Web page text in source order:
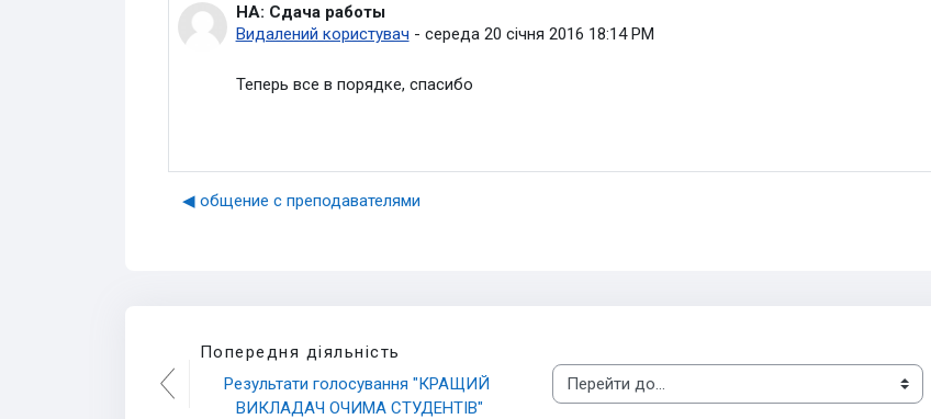
НА: Сдача работы
Видалений користувач - середа 20 січня 2016 18:14 PM
Кількість відповідей: 0
Теперь все в порядке, спасибо
◀︎ общение с преподавателями
Попередня діяльність
Результати голосування "КРАЩИЙ
ВИКЛАДАЧ ОЧИМА СТУДЕНТІВ"
Перейти до...